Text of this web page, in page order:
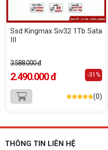
Ssd Kingmax Siv32 1Tb Sata
III
3.588.000 đ
2.490.000 đ -31%
(0)
THÔNG TIN LIÊN HỆ